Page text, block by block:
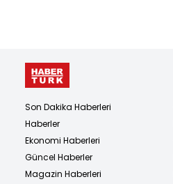
Son Dakika Haberleri
Haberler
Ekonomi Haberleri
Güncel Haberler
Magazin Haberleri